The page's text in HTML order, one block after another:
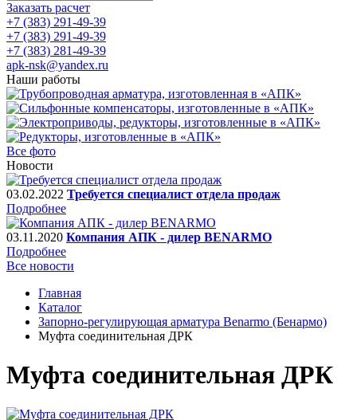
Заказать расчет
+7 (383) 291-49-39
+7 (383) 291-49-39
+7 (383) 281-49-39
apk-nsk@yandex.ru
Наши работы
Все фото
Новости
03.02.2022 Требуется специалист отдела продаж
Подробнее
03.11.2020 Компания АПК - дилер BENARMO
Подробнее
Все новости
Главная
Каталог
Запорно-регулирующая арматура Benarmo (Бенармо)
Муфта соединительная ДРК
Муфта соединительная ДРК